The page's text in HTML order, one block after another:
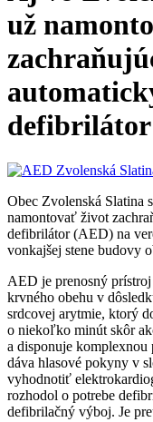
už
defibrilátor
Obec Zvolenská Slatina
namontovať život
defibrilátor (AED) na
vonkajšej stene budovy
AED je prenosný
krvného obehu v
srdcovej arytmie, ktorý
o niekoľko minút skôr
a disponuje
dáva hlasové pokyny v
vyhodnotiť
rozhodol o potrebe
defibrilačný výboj. Je